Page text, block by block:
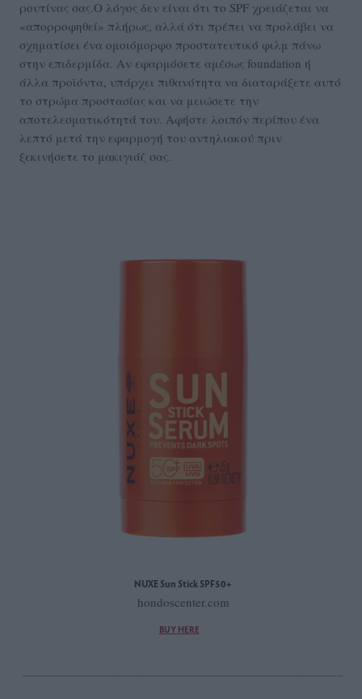
ρουτίνας σας.Ο λόγος δεν είναι ότι το SPF χρειάζεται να
«απορροφηθεί» πλήρως, αλλά ότι πρέπει να προλάβει να
σχηματίσει ένα ομοιόμορφο προστατευτικό φιλμ πάνω
στην επιδερμίδα. Αν εφαρμόσετε αμέσως foundation ή
άλλα προϊόντα, υπάρχει πιθανότητα να διαταράξετε αυτό
το στρώμα προστασίας και να μειώσετε την
αποτελεσματικότητά του. Αφήστε λοιπόν περίπου ένα
λεπτό μετά την εφαρμογή του αντηλιακού πριν
ξεκινήσετε το μακιγιάζ σας.
NUXE Sun Stick SPF50+
hondoscenter.com
BUY HERE